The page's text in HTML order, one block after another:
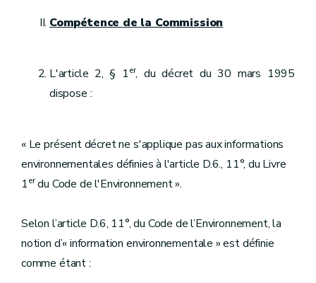
Compétence de la Commission
L'article 2, § 1er, du décret du 30 mars 1995
dispose :
« Le présent décret ne s'applique pas aux informations
environnementales définies à l'article D.6., 11°, du Livre
1erdu Code de l'Environnement ».
Selon l’article D.6, 11°, du Code de l’Environnement, la
notion d’« information environnementale » est définie
comme étant :